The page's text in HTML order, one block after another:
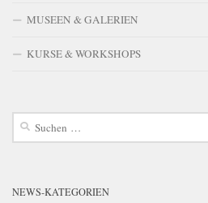
MUSEEN & GALERIEN
KURSE & WORKSHOPS
Suchen
NEWS-KATEGORIEN